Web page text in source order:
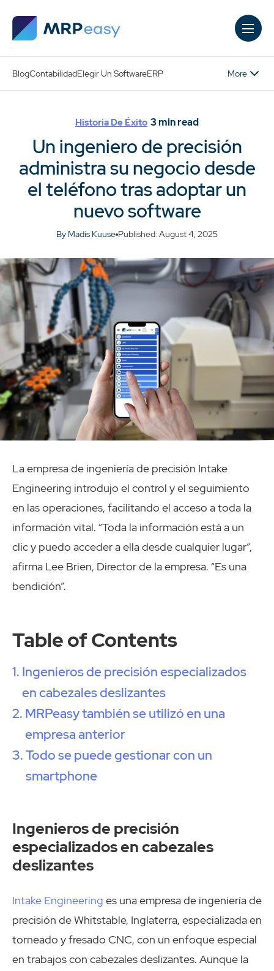
BlogContabilidadElegir Un SoftwareERP More
Historia De Éxito 3min read
Un ingeniero de precisión
administra su negocio desde
el teléfono tras adoptar un
nuevo software
By Madis Kuuse Published: August 4, 2025
La empresa de ingeniería de precisión Intake
Engineering introdujo el control y el seguimiento
en las operaciones, facilitando el acceso a toda la
información vital. “Toda la información está a un
clic y puedo acceder a ella desde cualquier lugar”,
afirma Lee Brien, Director de la empresa. “Es una
bendición”.
Table of Contents
Ingenieros de precisión especializados
en cabezales deslizantes
MRPeasy también se utilizó en una
empresa anterior
Todo se puede gestionar con un
smartphone
Ingenieros de precisión
especializados en cabezales
deslizantes
Intake Engineering es una empresa de ingeniería de
precisión de Whitstable, Inglaterra, especializada en
torneado y fresado CNC, con un enfoque especial
en trabajos con cabezales deslizantes. Aunque la